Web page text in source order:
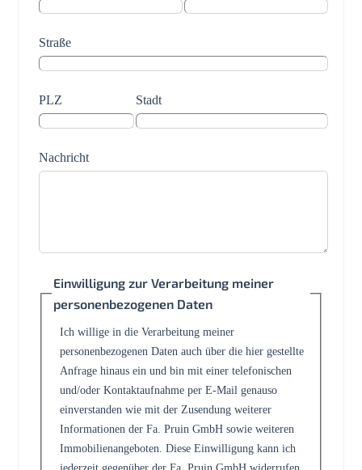
Straße
PLZ Stadt
Nachricht
Einwilligung zur Verarbeitung meiner
personenbezogenen Daten
Ich willige in die Verarbeitung meiner
personenbezogenen Daten auch über die hier gestellte
Anfrage hinaus ein und bin mit einer telefonischen
und/oder Kontaktaufnahme per E-Mail genauso
einverstanden wie mit der Zusendung weiterer
Informationen der Fa. Pruin GmbH sowie weiteren
Immobilienangeboten. Diese Einwilligung kann ich